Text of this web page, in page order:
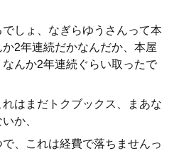
しょ、なぎらゆうさんって本
2年連続だかなんだか、本屋
んか2年連続ぐらい取ったで
はまだトクブックス、まあな
か、
、これは経費で落ちませんっ